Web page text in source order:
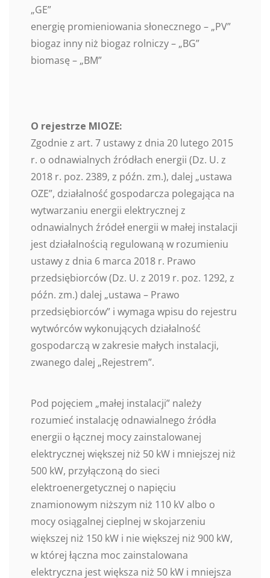
„GE”
energię promieniowania słonecznego – „PV”
biogaz inny niż biogaz rolniczy – „BG”
biomasę – „BM”
O rejestrze MIOZE:
Zgodnie z art. 7 ustawy z dnia 20 lutego 2015
r. o odnawialnych źródłach energii (Dz. U. z
2018 r. poz. 2389, z późn. zm.), dalej „ustawa
OZE”, działalność gospodarcza polegająca na
wytwarzaniu energii elektrycznej z
odnawialnych źródeł energii w małej instalacji
jest działalnością regulowaną w rozumieniu
ustawy z dnia 6 marca 2018 r. Prawo
przedsiębiorców (Dz. U. z 2019 r. poz. 1292, z
późn. zm.) dalej „ustawa – Prawo
przedsiębiorców” i wymaga wpisu do rejestru
wytwórców wykonujących działalność
gospodarczą w zakresie małych instalacji,
zwanego dalej „Rejestrem”.
Pod pojęciem „małej instalacji” należy
rozumieć instalację odnawialnego źródła
energii o łącznej mocy zainstalowanej
elektrycznej większej niż 50 kW i mniejszej niż
500 kW, przyłączoną do sieci
elektroenergetycznej o napięciu
znamionowym niższym niż 110 kV albo o
mocy osiągalnej cieplnej w skojarzeniu
większej niż 150 kW i nie większej niż 900 kW,
w której łączna moc zainstalowana
elektryczna jest większa niż 50 kW i mniejsza